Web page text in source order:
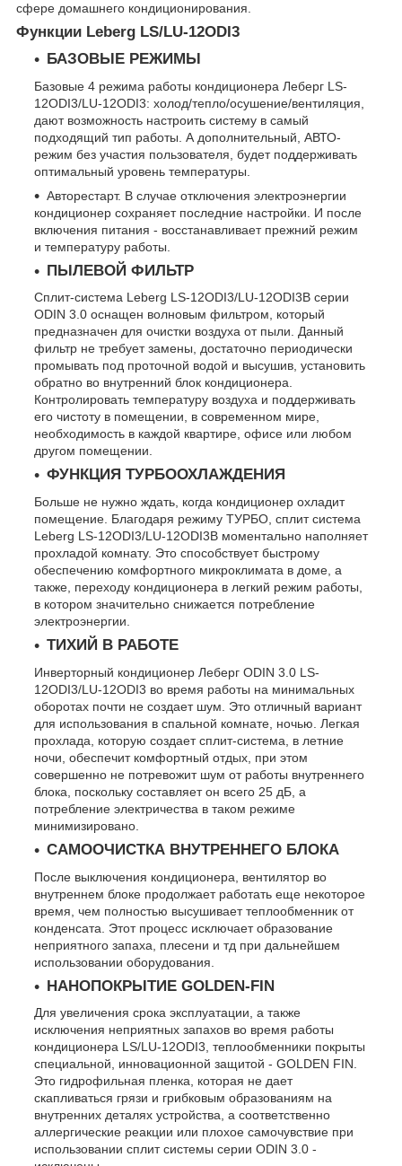
сфере домашнего кондиционирования.
Функции Leberg LS/LU-12ODI3
БАЗОВЫЕ РЕЖИМЫ
Базовые 4 режима работы кондиционера Леберг LS-
12ODI3/LU-12ODI3: холод/тепло/осушение/вентиляция,
дают возможность настроить систему в самый
подходящий тип работы. А дополнительный, АВТО-
режим без участия пользователя, будет поддерживать
оптимальный уровень температуры.
Авторестарт. В случае отключения электроэнергии
кондиционер сохраняет последние настройки. И после
включения питания - восстанавливает прежний режим
и температуру работы.
ПЫЛЕВОЙ ФИЛЬТР
Сплит-система Leberg LS-12ODI3/LU-12ODI3В серии
ODIN 3.0 оснащен волновым фильтром, который
предназначен для очистки воздуха от пыли. Данный
фильтр не требует замены, достаточно периодически
промывать под проточной водой и высушив, установить
обратно во внутренний блок кондиционера.
Контролировать температуру воздуха и поддерживать
его чистоту в помещении, в современном мире,
необходимость в каждой квартире, офисе или любом
другом помещении.
ФУНКЦИЯ ТУРБООХЛАЖДЕНИЯ
Больше не нужно ждать, когда кондиционер охладит
помещение. Благодаря режиму ТУРБО, сплит система
Leberg LS-12ODI3/LU-12ODI3В моментально наполняет
прохладой комнату. Это способствует быстрому
обеспечению комфортного микроклимата в доме, а
также, переходу кондиционера в легкий режим работы,
в котором значительно снижается потребление
электроэнергии.
ТИХИЙ В РАБОТЕ
Инверторный кондиционер Леберг ODIN 3.0 LS-
12ODI3/LU-12ODI3 во время работы на минимальных
оборотах почти не создает шум. Это отличный вариант
для использования в спальной комнате, ночью. Легкая
прохлада, которую создает сплит-система, в летние
ночи, обеспечит комфортный отдых, при этом
совершенно не потревожит шум от работы внутреннего
блока, поскольку составляет он всего 25 дБ, а
потребление электричества в таком режиме
минимизировано.
САМООЧИСТКА ВНУТРЕННЕГО БЛОКА
После выключения кондиционера, вентилятор во
внутреннем блоке продолжает работать еще некоторое
время, чем полностью высушивает теплообменник от
конденсата. Этот процесс исключает образование
неприятного запаха, плесени и тд при дальнейшем
использовании оборудования.
НАНОПОКРЫТИЕ GOLDEN-FIN
Для увеличения срока эксплуатации, а также
исключения неприятных запахов во время работы
кондиционера LS/LU-12ODI3, теплообменники покрыты
специальной, инновационной защитой - GOLDEN FIN.
Это гидрофильная пленка, которая не дает
скапливаться грязи и грибковым образованиям на
внутренних деталях устройства, а соответственно
аллергические реакции или плохое самочувствие при
использовании сплит системы серии ODIN 3.0 -